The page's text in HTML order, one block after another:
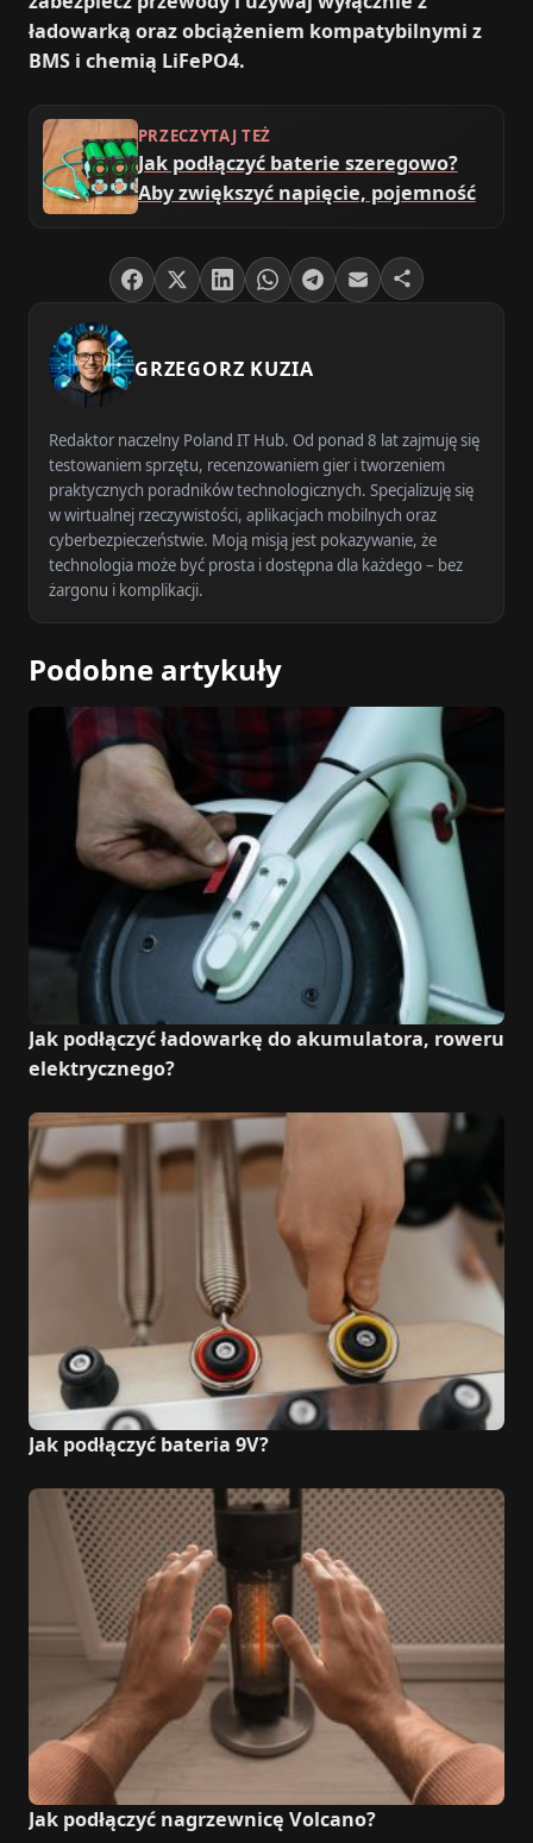
ładowarką oraz obciążeniem kompatybilnymi z
BMS i chemią LiFePO4.
PRZECZYTAJ TEŻ
Jak podłączyć baterie szeregowo?
Aby zwiększyć napięcie, pojemność
GRZEGORZ KUZIA
Redaktor naczelny Poland IT Hub. Od ponad 8 lat zajmuję się
testowaniem sprzętu, recenzowaniem gier i tworzeniem
praktycznych poradników technologicznych. Specjalizuję się
w wirtualnej rzeczywistości, aplikacjach mobilnych oraz
cyberbezpieczeństwie. Moją misją jest pokazywanie, że
technologia może być prosta i dostępna dla każdego – bez
żargonu i komplikacji.
Podobne artykuły
Jak podłączyć ładowarkę do akumulatora, roweru
elektrycznego?
Jak podłączyć bateria 9V?
Jak podłączyć nagrzewnicę Volcano?